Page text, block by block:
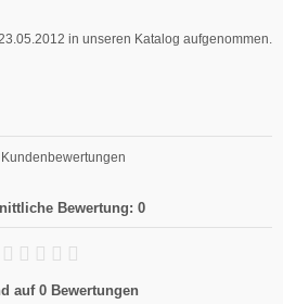
in unseren Katalog aufgenommen.
Bewertung: 0
auf 0 Bewertungen